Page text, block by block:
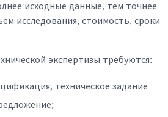
исходные данные, тем точнее
исследования, стоимость, сроки
экспертизы требуются:
техническое задание